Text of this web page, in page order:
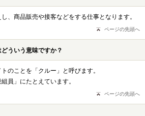
、商品販売や接客などをする仕事となります。
ページの先頭へ
どういう意味ですか？
のことを「クルー」と呼びます。
員」にたとえています。
ページの先頭へ